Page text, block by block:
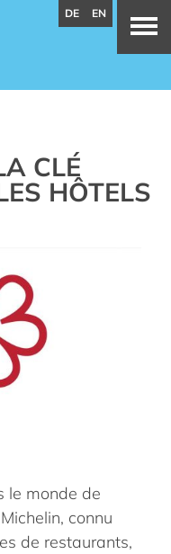
CLÉ
HÔTELS
le monde de
connu
de restaurants,
DE EN